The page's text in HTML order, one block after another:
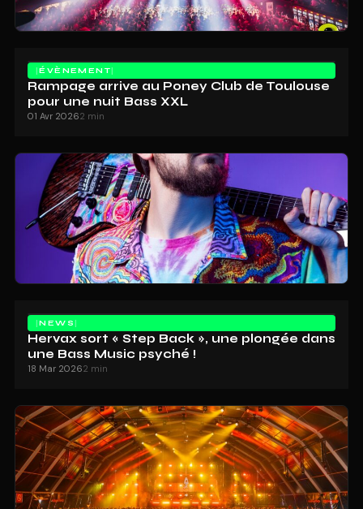
ÉVÈNEMENT
Rampage arrive au Poney Club de Toulouse
pour une nuit Bass XXL
01 Avr 20262 min
NEWS
Hervax sort « Step Back », une plongée dans
une Bass Music psyché !
18 Mar 20262 min